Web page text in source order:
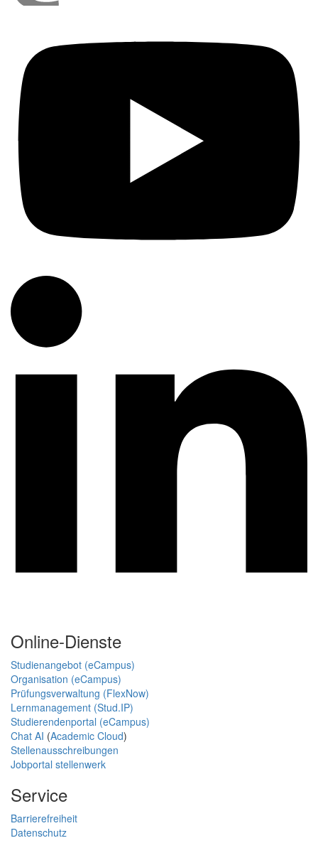
Online-Dienste
Studienangebot (eCampus)
Organisation (eCampus)
Prüfungsverwaltung (FlexNow)
Lernmanagement (Stud.IP)
Studierendenportal (eCampus)
Chat AI (Academic Cloud)
Stellenausschreibungen
Jobportal stellenwerk
Service
Barrierefreiheit
Datenschutz